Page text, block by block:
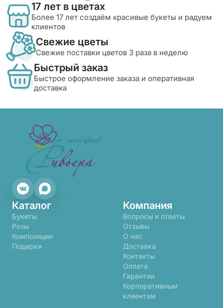
17 лет в цветах
Более 17 лет создаём красивые букеты и радуем
клиентов
Свежие цветы
Свежие поставки цветов 3 раза в неделю
Быстрый заказ
Быстрое оформление заказа и оперативная
доставка
Каталог
Букеты
Розы
Композиции
Подарки
Компания
Вопросы и ответы
Отзывы
О нас
Доставка
Контакты
Оплата
Гарантии
Корпоративным
клиентам